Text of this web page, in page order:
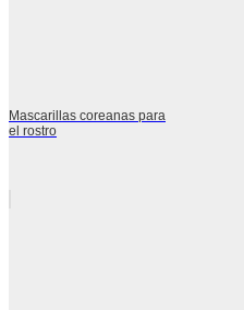
Mascarillas coreanas para
el rostro